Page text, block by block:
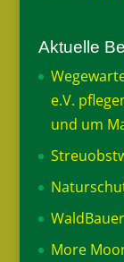
Aktuelle
e.V.
und um
More